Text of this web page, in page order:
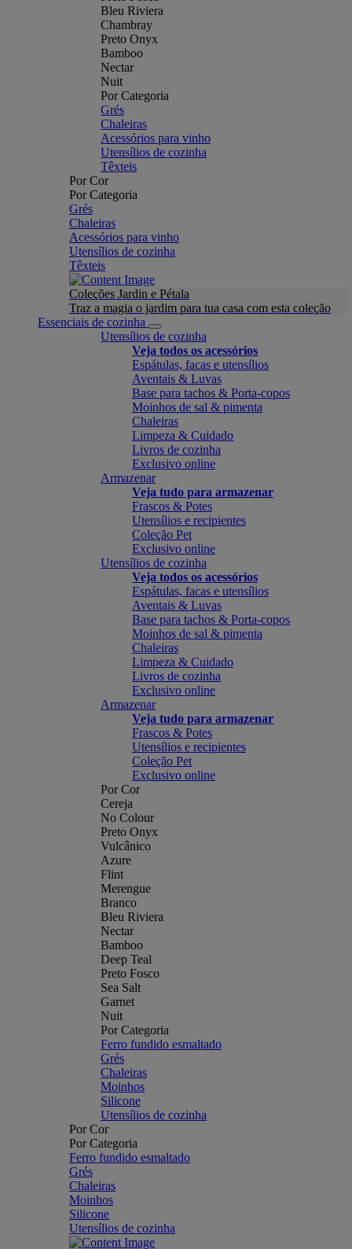
Bleu Riviera
Chambray
Preto Onyx
Bamboo
Nectar
Nuit
Por Categoria
Grés
Chaleiras
Acessórios para vinho
Utensílios de cozinha
Têxteis
Por Cor
Por Categoria
Grés
Chaleiras
Acessórios para vinho
Utensílios de cozinha
Têxteis
Coleções Jardin e Pétala
Traz a magia o jardim para tua casa com esta coleção
Essenciais de cozinha
Utensílios de cozinha
Veja todos os acessórios
Espátulas, facas e utensílios
Aventais & Luvas
Base para tachos & Porta-copos
Moinhos de sal & pimenta
Chaleiras
Limpeza & Cuidado
Livros de cozinha
Exclusivo online
Armazenar
Veja tudo para armazenar
Frascos & Potes
Utensílios e recipientes
Coleção Pet
Exclusivo online
Utensílios de cozinha
Veja todos os acessórios
Espátulas, facas e utensílios
Aventais & Luvas
Base para tachos & Porta-copos
Moinhos de sal & pimenta
Chaleiras
Limpeza & Cuidado
Livros de cozinha
Exclusivo online
Armazenar
Veja tudo para armazenar
Frascos & Potes
Utensílios e recipientes
Coleção Pet
Exclusivo online
Por Cor
Cereja
No Colour
Preto Onyx
Vulcânico
Azure
Flint
Merengue
Branco
Bleu Riviera
Nectar
Bamboo
Deep Teal
Preto Fosco
Sea Salt
Garnet
Nuit
Por Categoria
Ferro fundido esmaltado
Grés
Chaleiras
Moinhos
Silicone
Utensílios de cozinha
Por Cor
Por Categoria
Ferro fundido esmaltado
Grés
Chaleiras
Moinhos
Silicone
Utensílios de cozinha